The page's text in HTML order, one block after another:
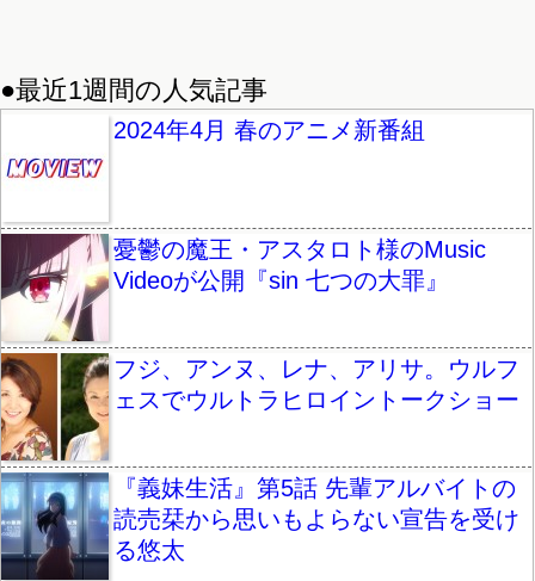
●最近1週間の人気記事
2024年4月 春のアニメ新番組
憂鬱の魔王・アスタロト様のMusic
Videoが公開『sin 七つの大罪』
フジ、アンヌ、レナ、アリサ。ウルフ
ェスでウルトラヒロイントークショー
『義妹生活』第5話 先輩アルバイトの
読売栞から思いもよらない宣告を受け
る悠太